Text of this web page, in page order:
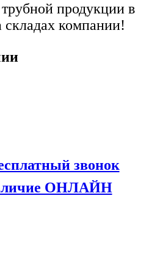
трубной продукции в
складах компании!
звонок
ОНЛАЙН